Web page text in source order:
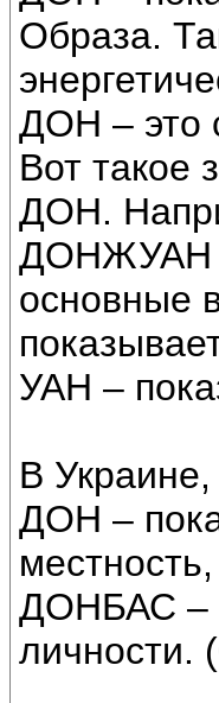
Образа.
ДОН – это
Вот такое
ДОН.
ДОНЖУАН –
основные
УАН –
В
ДОН –
ДОНБАС –
личности.